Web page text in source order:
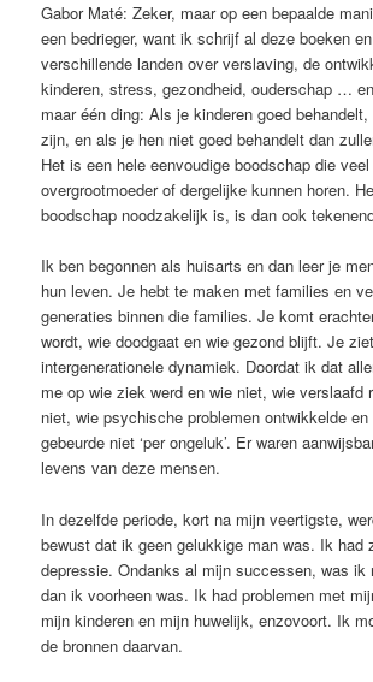
Gabor Maté: Zeker, maar op een bepaalde
een bedrieger, want ik schrijf al deze boeken
verschillende landen over verslaving, de
kinderen, stress, gezondheid, ouderschap …
maar één ding: Als je kinderen goed
zijn, en als je hen niet goed behandelt dan
Het is een hele eenvoudige boodschap die
overgrootmoeder of dergelijke kunnen horen.
boodschap noodzakelijk is, is dan ook
Ik ben begonnen als huisarts en dan leer je
hun leven. Je hebt te maken met families en
generaties binnen die families. Je komt
wordt, wie doodgaat en wie gezond blijft. Je
intergenerationele dynamiek. Doordat ik dat
me op wie ziek werd en wie niet, wie verslaafd
niet, wie psychische problemen ontwikkelde
gebeurde niet ‘per ongeluk’. Er waren
levens van deze mensen.
In dezelfde periode, kort na mijn veertigste,
bewust dat ik geen gelukkige man was. Ik had
depressie. Ondanks al mijn successen, was ik
dan ik voorheen was. Ik had problemen met
mijn kinderen en mijn huwelijk, enzovoort. Ik
de bronnen daarvan.